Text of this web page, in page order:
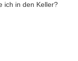
ich in den Keller?